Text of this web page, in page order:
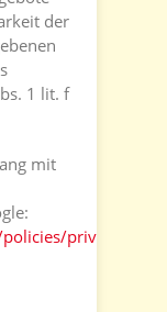
der
1 lit. f
mit
privacy/